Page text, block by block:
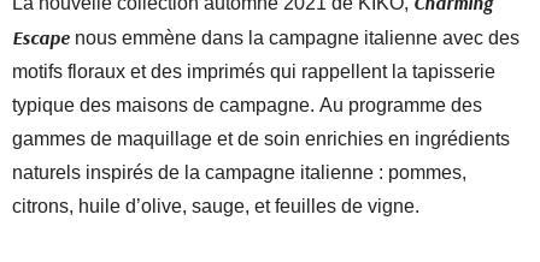
Escape nous emmène dans la campagne italienne avec des
motifs floraux et des imprimés qui rappellent la tapisserie
typique des maisons de campagne. Au programme des
gammes de maquillage et de soin enrichies en ingrédients
naturels inspirés de la campagne italienne : pommes,
citrons, huile d’olive, sauge, et feuilles de vigne.